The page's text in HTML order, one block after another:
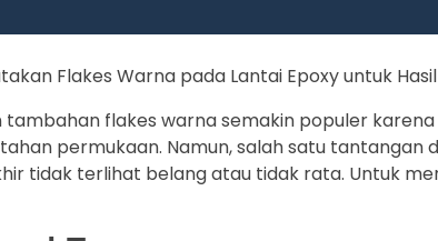
tambahan flakes warna semakin populer
permukaan. Namun, salah satu
tidak terlihat belang atau tidak rata. Untuk